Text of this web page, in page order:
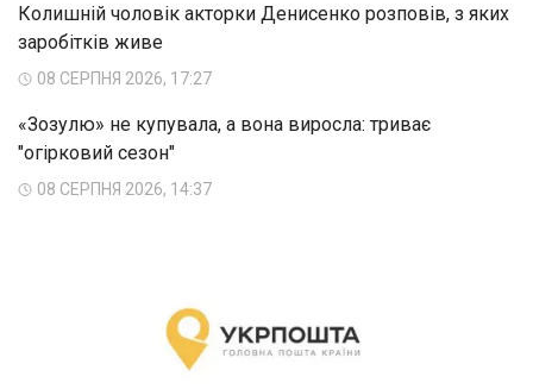
Колишній чоловік акторки Денисенко розповів, з яких
заробітків живе
08 СЕРПНЯ 2026, 17:27
«Зозулю» не купувала, а вона виросла: триває
"огірковий сезон"
08 СЕРПНЯ 2026, 14:37